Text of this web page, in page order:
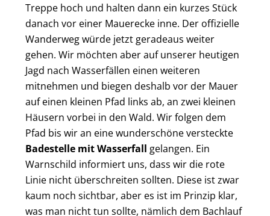
Treppe hoch und halten dann ein kurzes Stück
danach vor einer Mauerecke inne. Der offizielle
Wanderweg würde jetzt geradeaus weiter
gehen. Wir möchten aber auf unserer heutigen
Jagd nach Wasserfällen einen weiteren
mitnehmen und biegen deshalb vor der Mauer
auf einen kleinen Pfad links ab, an zwei kleinen
Häusern vorbei in den Wald. Wir folgen dem
Pfad bis wir an eine wunderschöne versteckte
Badestelle mit Wasserfall gelangen. Ein
Warnschild informiert uns, dass wir die rote
Linie nicht überschreiten sollten. Diese ist zwar
kaum noch sichtbar, aber es ist im Prinzip klar,
was man nicht tun sollte, nämlich dem Bachlauf